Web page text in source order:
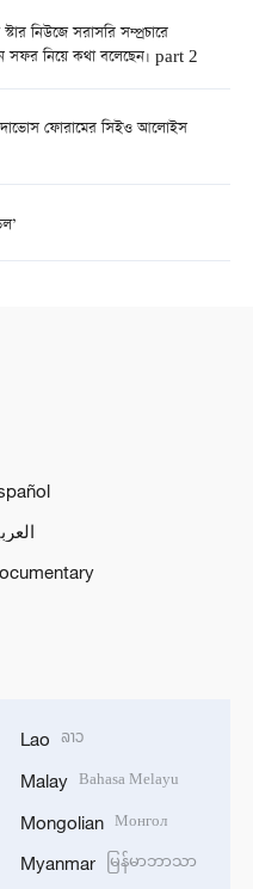
নিউজে সরাসরি সম্প্রচারে
সফর নিয়ে কথা বলেছেন। part 2
দাভোস ফোরামের সিইও আলোইস
Lao ລາວ
Malay Bahasa Melayu
Mongolian Монгол
Myanmar မြန်မာဘာသာ